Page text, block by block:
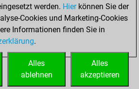
0
werden. Hierkönnen Sie der
Cookies und Marketing-Cookies
Informationen finden Sie in
.
Alles
akzeptieren
Alles
ablehnen